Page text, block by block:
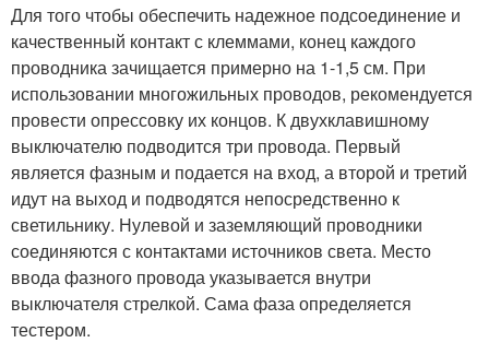
Для того чтобы обеспечить надежное подсоединение и
качественный контакт с клеммами, конец каждого
проводника зачищается примерно на 1-1,5 см. При
использовании многожильных проводов, рекомендуется
провести опрессовку их концов. К двухклавишному
выключателю подводится три провода. Первый
является фазным и подается на вход, а второй и третий
идут на выход и подводятся непосредственно к
светильнику. Нулевой и заземляющий проводники
соединяются с контактами источников света. Место
ввода фазного провода указывается внутри
выключателя стрелкой. Сама фаза определяется
тестером.